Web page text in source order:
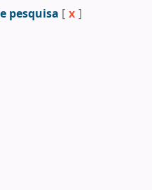
pesquisa [ x ]